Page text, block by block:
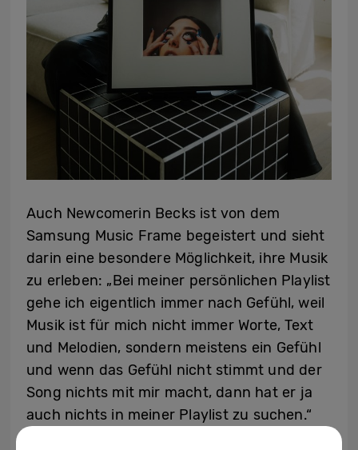
Auch Newcomerin Becks ist von dem
Samsung Music Frame begeistert und sieht
darin eine besondere Möglichkeit, ihre Musik
zu erleben: „Bei meiner persönlichen Playlist
gehe ich eigentlich immer nach Gefühl, weil
Musik ist für mich nicht immer Worte, Text
und Melodien, sondern meistens ein Gefühl
und wenn das Gefühl nicht stimmt und der
Song nichts mit mir macht, dann hat er ja
auch nichts in meiner Playlist zu suchen.“